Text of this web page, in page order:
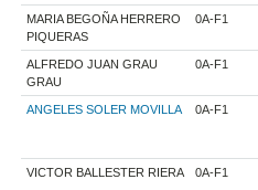
MARIA BEGOÑA HERRERO
PIQUERAS
0A-F1
ALFREDO JUAN GRAU
GRAU
0A-F1
ANGELES SOLER MOVILLA 0A-F1
VICTOR BALLESTER RIERA 0A-F1